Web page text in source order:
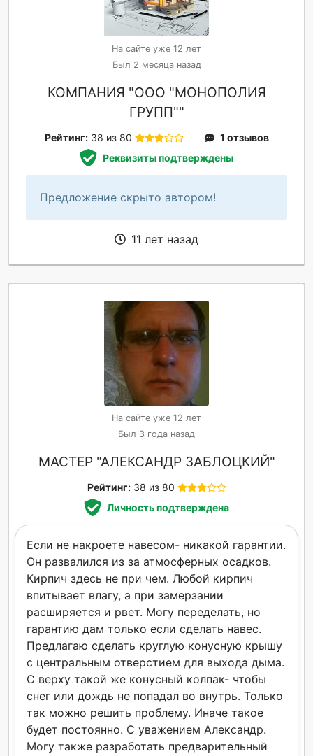
На сайте уже 12 лет
Был 2 месяца назад
КОМПАНИЯ "ООО "МОНОПОЛИЯ
ГРУПП""
Рейтинг: 38 из 80
1 отзывов
Реквизиты подтверждены
Предложение скрыто автором!
11 лет назад
На сайте уже 12 лет
Был 3 года назад
МАСТЕР "АЛЕКСАНДР ЗАБЛОЦКИЙ"
Рейтинг: 38 из 80
Личность подтверждена
Если не накроете навесом- никакой гарантии.
Он развалился из за атмосферных осадков.
Кирпич здесь не при чем. Любой кирпич
впитывает влагу, а при замерзании
расширяется и рвет. Могу переделать, но
гарантию дам только если сделать навес.
Предлагаю сделать круглую конусную крышу
с центральным отверстием для выхода дыма.
С верху такой же конусный колпак- чтобы
снег или дождь не попадал во внутрь. Только
так можно решить проблему. Иначе такое
будет постоянно. С уважением Александр.
Могу также разработать предварительный